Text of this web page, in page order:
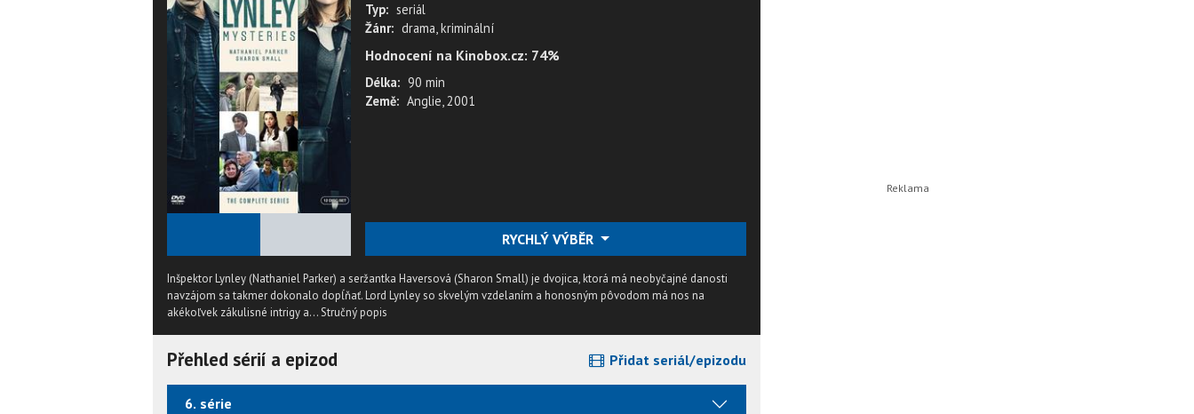
Typ: seriál
Žánr: drama, kriminální
Hodnocení na Kinobox.cz: 74%
Délka: 90 min
Země: Anglie, 2001
RYCHLÝ VÝBĚR
Inšpektor Lynley (Nathaniel Parker) a seržantka Haversová (Sharon Small) je dvojica, ktorá má neobyčajné danosti
navzájom sa takmer dokonalo dopĺňať. Lord Lynley so skvelým vzdelaním a honosným pôvodom má nos na
akékoľvek zákulisné intrigy a...Stručný popis
Přehled sérií a epizod Přidat seriál/epizodu
6. série